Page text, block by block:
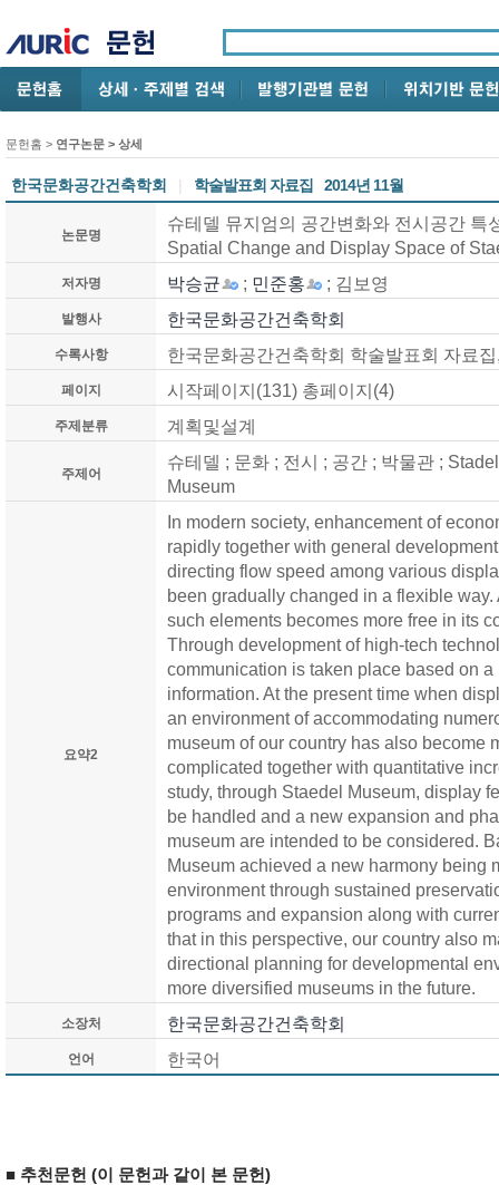
문헌홈 > 연구논문 > 상세
한국문화공간건축학회 | 학술발표회 자료집 2014년 11월
논문명
슈테델 뮤지엄의 공간변화와 전시공간 특
Spatial Change and Display Space of
저자명 박승균 ; 민준홍 ; 김보영
발행사 한국문화공간건축학회
수록사항 한국문화공간건축학회 학술발표회 자료
페이지 시작페이지(131) 총페이지(4)
주제분류 계획및설계
주제어
슈테델 ; 문화 ; 전시 ; 공간 ; 박물관 ;
Museum
요약2
In modern society, enhancement of
rapidly together with general
directing flow speed among various
been gradually changed in a flexible
such elements becomes more free in its
Through development of high-tech
communication is taken place based on
information. At the present time when
an environment of accommodating
museum of our country has also become
complicated together with quantitative
study, through Staedel Museum, display
be handled and a new expansion and
museum are intended to be considered.
Museum achieved a new harmony being
environment through sustained
programs and expansion along with
that in this perspective, our country also
directional planning for developmental
more diversified museums in the future.
소장처 한국문화공간건축학회
언어 한국어
■ 추천문헌 (이 문헌과 같이 본 문헌)